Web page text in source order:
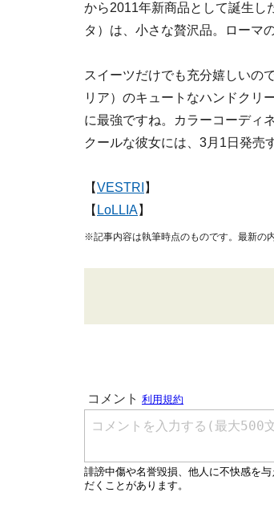
から2011年新商品として誕生し
タ）は、小さな贅沢品。ローマ
スイーツだけでも充分嬉しいの
リア）のキュートなハンドクリ
に最強ですね。カラーコーディ
クールな彼女には、3月1日発売
【VESTRI 】
【 LoLLIA】
※記事内容は執筆時点のものです。最新の